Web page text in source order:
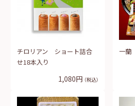
チロリアン ショート詰合
せ18本入り
1,080円 （税込）
一蘭